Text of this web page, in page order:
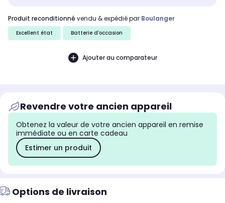
produit reconditionné vendu & expédié par Boulanger
Excellent état Batterie d'occasion
Ajouter au comparateur
Revendre votre ancien appareil
Obtenez la valeur de votre ancien appareil en remise
immédiate ou en carte cadeau
Estimer un produit
Options de livraison